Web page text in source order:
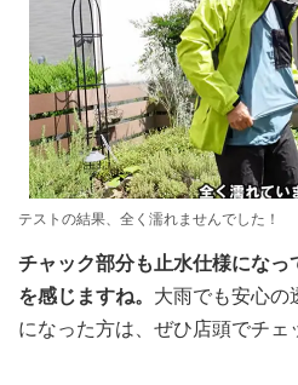
テストの結果、全く濡れませんでした！
チャック部分も止水仕様になっ
を感じますね。 大雨でも安心の
になった方は、ぜひ店頭でチェ